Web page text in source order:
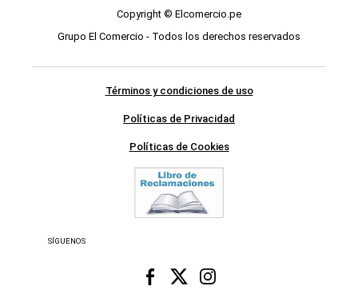
Copyright © Elcomercio.pe
Grupo El Comercio - Todos los derechos reservados
Términos y condiciones de uso
Políticas de Privacidad
Políticas de Cookies
SÍGUENOS